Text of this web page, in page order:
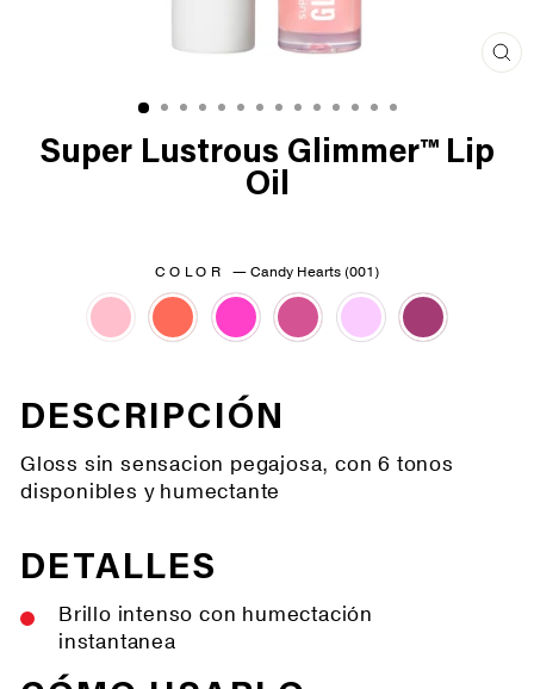
Super Lustrous Glimmer™ Lip
Oil
COLOR—Candy Hearts (001)
DESCRIPCIÓN
Gloss sin sensacion pegajosa, con 6 tonos
disponibles y humectante
DETALLES
Brillo intenso con humectación
instantanea